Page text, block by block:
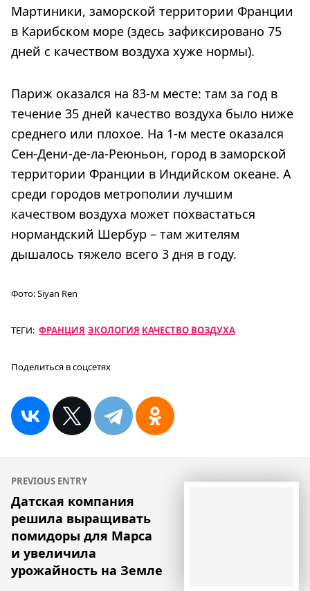
Мартиники, заморской территории Франции
в Карибском море (здесь зафиксировано 75
дней с качеством воздуха хуже нормы).
Париж оказался на 83-м месте: там за год в
течение 35 дней качество воздуха было ниже
среднего или плохое. На 1-м месте оказался
Сен-Дени-де-ла-Реюньон, город в заморской
территории Франции в Индийском океане. А
среди городов метрополии лучшим
качеством воздуха может похвастаться
нормандский Шербур – там жителям
дышалось тяжело всего 3 дня в году.
Фото:Siyan Ren
ТЕГИ: ФРАНЦИЯ ЭКОЛОГИЯ КАЧЕСТВО ВОЗДУХА
Поделиться в соцсетях
Навигация
по
записям
PREVIOUS ENTRY
Датская компания
решила выращивать
помидоры для Марса
и увеличила
урожайность на Земле